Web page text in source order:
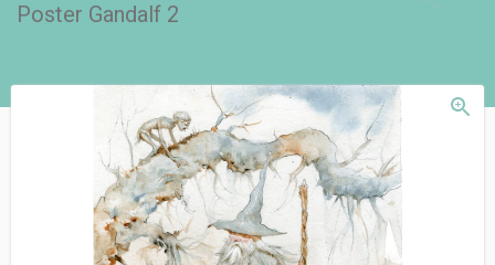
Poster Gandalf 2